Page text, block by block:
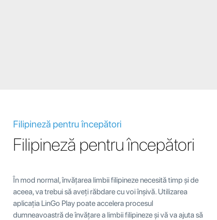
Filipineză pentru începători
Filipineză pentru începători
În mod normal, învățarea limbii filipineze necesită timp și de
aceea, va trebui să aveți răbdare cu voi înșivă. Utilizarea
aplicația LinGo Play poate accelera procesul
dumneavoastră de învățare a limbii filipineze și vă va ajuta să